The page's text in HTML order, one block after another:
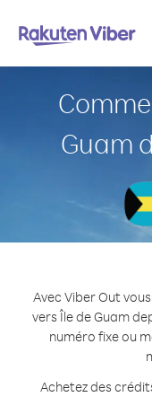
Guam
Avec Viber Out
vers Île de Guam
numéro fixe ou
Achetez des